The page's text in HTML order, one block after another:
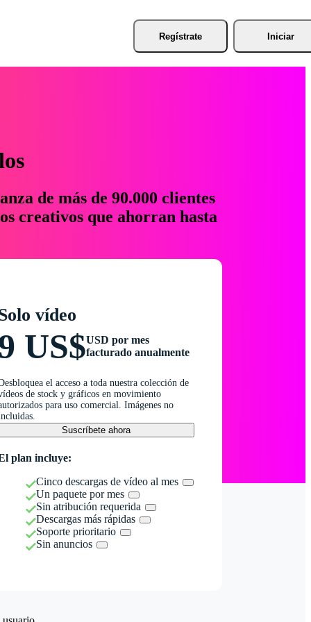
Regístrate Iniciar
de más de 90.000 clientes
creativos que ahorran hasta
vídeo
US$USD por mes
facturado anualmente
el acceso a toda nuestra colección de
de stock y gráficos en movimiento
para uso comercial. Imágenes no
Suscríbete ahora
plan incluye:
Cinco descargas de vídeo al mes
Un paquete por mes
Sin atribución requerida
Descargas más rápidas
Soporte prioritario
Sin anuncios